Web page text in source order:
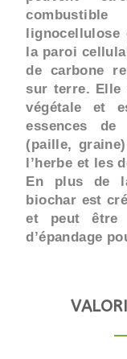
la paroi
de carbone
sur terre. Elle
végétale et
essences
(paille,
l’herbe et les
En plus de
biochar est
et peut être
d’épandage